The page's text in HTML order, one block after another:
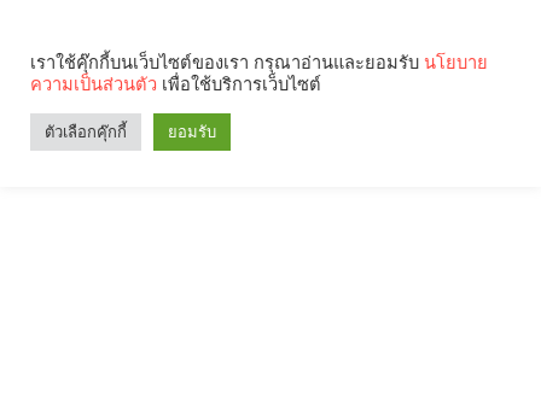
เราใช้คุ๊กกี้บนเว็บไซต์ของเรา กรุณาอ่านและยอมรับ นโยบาย
ความเป็นส่วนตัว เพื่อใช้บริการเว็บไซต์
ตัวเลือกคุ๊กกี้ ยอมรับ